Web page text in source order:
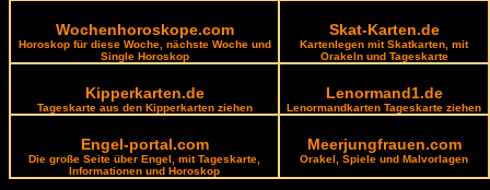
Wochenhoroskope.com
Horoskop für diese Woche, nächste Woche und
Single Horoskop
Skat-Karten.de
Kartenlegen mit Skatkarten, mit
Orakeln und Tageskarte
Kipperkarten.de
Tageskarte aus den Kipperkarten ziehen
Lenormand1.de
Lenormandkarten Tageskarte ziehen
Engel-portal.com
Die große Seite über Engel, mit Tageskarte,
Informationen und Horoskop
Meerjungfrauen.com
Orakel, Spiele und Malvorlagen